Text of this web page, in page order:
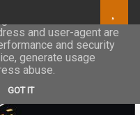
to deliver its services
and user-agent are
and security
generate usage
abuse.
GOT IT